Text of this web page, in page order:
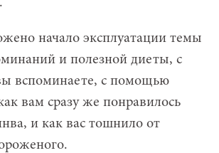
начало эксплуатации темы
и полезной диеты, с
вспоминаете, с помощью
вам сразу же понравилось
и как вас тошнило от